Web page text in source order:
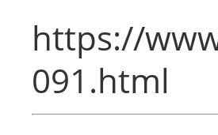
https://
091.html